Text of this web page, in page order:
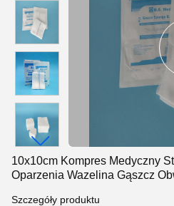
10x10cm Kompres Medyczny
Oparzenia Wazelina Gąszcz
Szczegóły produktu